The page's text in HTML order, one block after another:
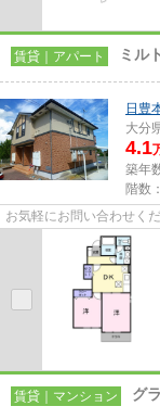
賃貸｜アパート ミル
日豊
大分
4.1
築年
階数
お気軽にお問い合わせくだ
賃貸｜マンション グ